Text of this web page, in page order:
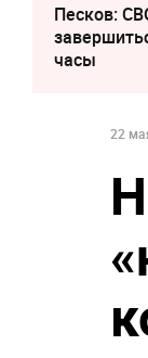
Песков:
часы
22